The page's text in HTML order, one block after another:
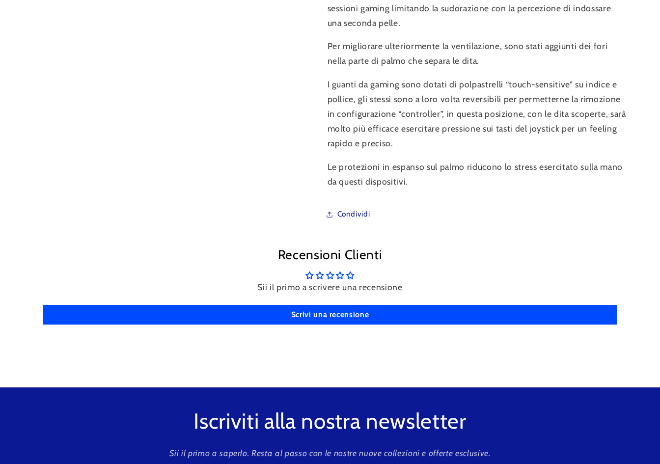
sessioni gaming limitando la sudorazione con la percezione di indossare
una seconda pelle.
Per migliorare ulteriormente la ventilazione, sono stati aggiunti dei fori
nella parte di palmo che separa le dita.
I guanti da gaming sono dotati di polpastrelli “touch-sensitive” su indice e
pollice, gli stessi sono a loro volta reversibili per permetterne la rimozione
in configurazione “controller”, in questa posizione, con le dita scoperte, sarà
molto più efficace esercitare pressione sui tasti del joystick per un feeling
rapido e preciso.
Le protezioni in espanso sul palmo riducono lo stress esercitato sulla mano
da questi dispositivi.
Condividi
Recensioni Clienti
Sii il primo a scrivere una recensione
Scrivi una recensione
Iscriviti alla nostra newsletter
Sii il primo a saperlo. Resta al passo con le nostre nuove collezioni e offerte esclusive.